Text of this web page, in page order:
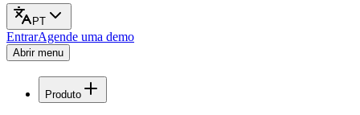
PT
EntrarAgende uma demo
Abrir menu
Produto